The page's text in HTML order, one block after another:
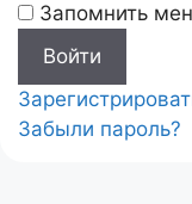
Запомнить
Забыли пароль?